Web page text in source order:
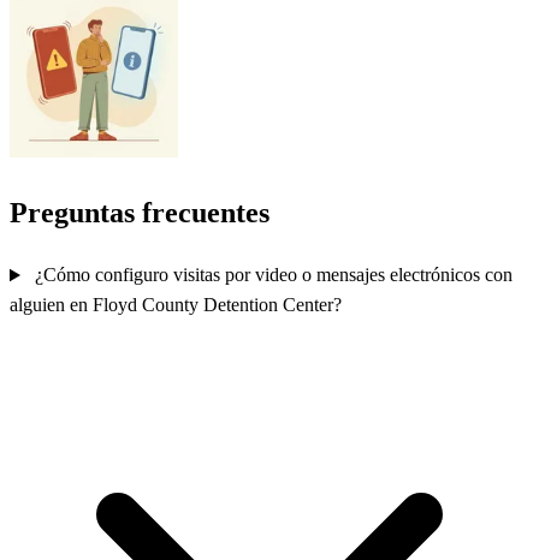
Preguntas frecuentes
¿Cómo configuro visitas por video o mensajes electrónicos con
alguien en Floyd County Detention Center?